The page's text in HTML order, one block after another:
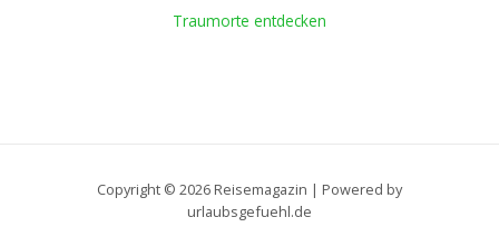
Traumorte entdecken
Copyright © 2026 Reisemagazin | Powered by
urlaubsgefuehl.de